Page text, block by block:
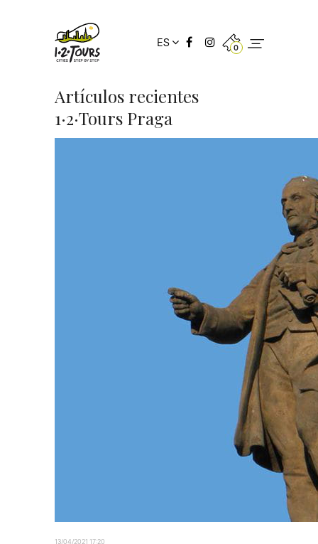
ES 0
Artículos recientes
1·2·Tours Praga
13/04/2021 17:20